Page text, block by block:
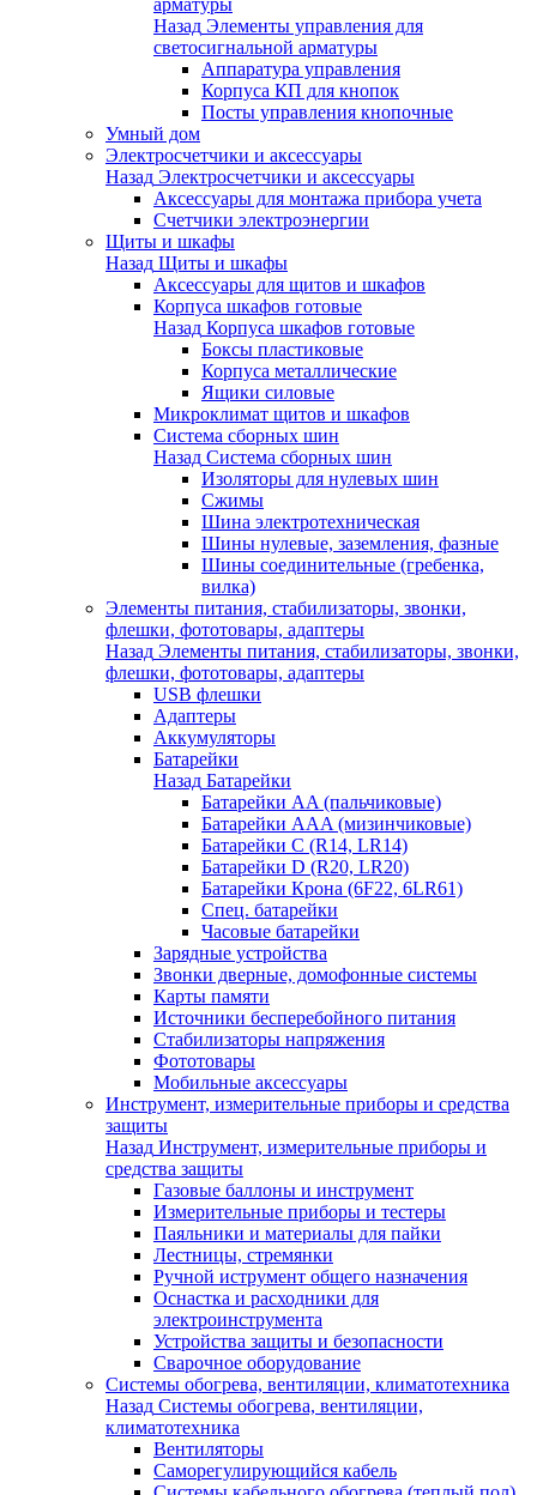
арматуры
Назад Элементы управления для
светосигнальной арматуры
Аппаратура управления
Корпуса КП для кнопок
Посты управления кнопочные
Умный дом
Электросчетчики и аксессуары
Назад Электросчетчики и аксессуары
Аксессуары для монтажа прибора учета
Счетчики электроэнергии
Щиты и шкафы
Назад Щиты и шкафы
Аксессуары для щитов и шкафов
Корпуса шкафов готовые
Назад Корпуса шкафов готовые
Боксы пластиковые
Корпуса металлические
Ящики силовые
Микроклимат щитов и шкафов
Система сборных шин
Назад Система сборных шин
Изоляторы для нулевых шин
Сжимы
Шина электротехническая
Шины нулевые, заземления, фазные
Шины соединительные (гребенка,
вилка)
Элементы питания, стабилизаторы, звонки,
флешки, фототовары, адаптеры
Назад Элементы питания, стабилизаторы, звонки,
флешки, фототовары, адаптеры
USB флешки
Адаптеры
Аккумуляторы
Батарейки
Назад Батарейки
Батарейки AA (пальчиковые)
Батарейки AAA (мизинчиковые)
Батарейки C (R14, LR14)
Батарейки D (R20, LR20)
Батарейки Крона (6F22, 6LR61)
Спец. батарейки
Часовые батарейки
Зарядные устройства
Звонки дверные, домофонные системы
Карты памяти
Источники бесперебойного питания
Стабилизаторы напряжения
Фототовары
Мобильные аксессуары
Инструмент, измерительные приборы и средства
защиты
Назад Инструмент, измерительные приборы и
средства защиты
Газовые баллоны и инструмент
Измерительные приборы и тестеры
Паяльники и материалы для пайки
Лестницы, стремянки
Ручной иструмент общего назначения
Оснастка и расходники для
электроинструмента
Устройства защиты и безопасности
Сварочное оборудование
Системы обогрева, вентиляции, климатотехника
Назад Системы обогрева, вентиляции,
климатотехника
Вентиляторы
Саморегулирующийся кабель